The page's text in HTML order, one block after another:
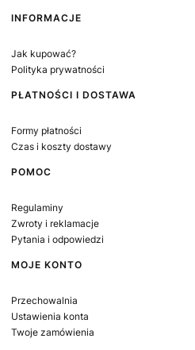
INFORMACJE
Jak kupować?
Polityka prywatności
PŁATNOŚCI I DOSTAWA
Formy płatności
Czas i koszty dostawy
POMOC
Regulaminy
Zwroty i reklamacje
Pytania i odpowiedzi
MOJE KONTO
Przechowalnia
Ustawienia konta
Twoje zamówienia